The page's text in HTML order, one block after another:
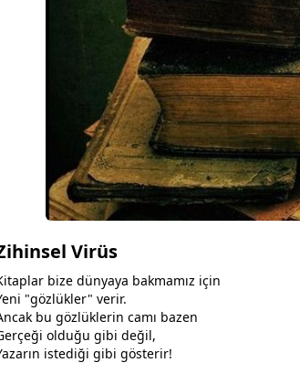
Virüs
bize dünyaya bakmamız için
"gözlükler" verir.
bu gözlüklerin camı bazen
olduğu gibi değil,
istediği gibi gösterir!